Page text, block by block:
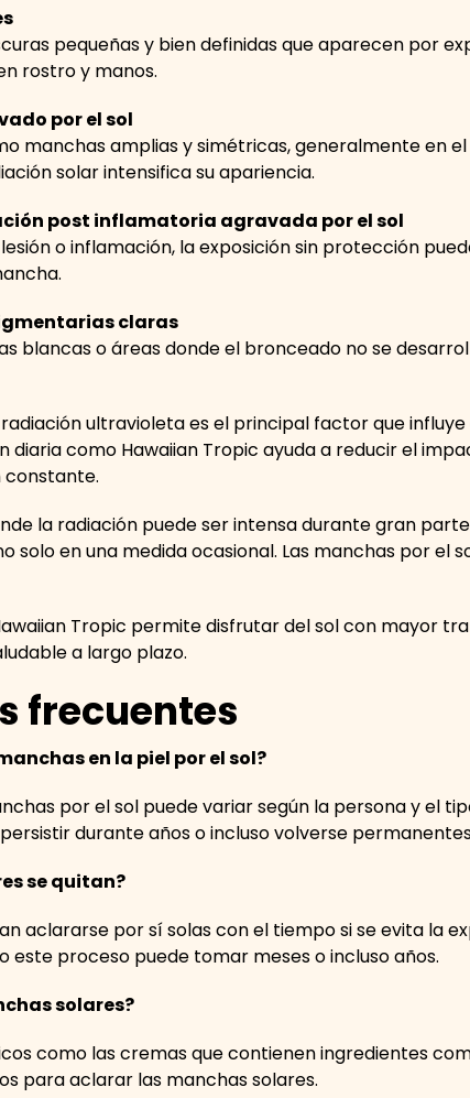
pequeñas y bien definidas que aparecen por
rostro y manos.
por el sol
manchas amplias y simétricas, generalmente en
solar intensifica su apariencia.
post inflamatoria agravada por el sol
o inflamación, la exposición sin protección
claras
blancas o áreas donde el bronceado no se
radiación ultravioleta es el principal factor que
como Hawaiian Tropic ayuda a reducir el
constante.
la radiación puede ser intensa durante gran
solo en una medida ocasional. Las manchas por el
Tropic permite disfrutar del sol con mayor
a largo plazo.
frecuentes
en la piel por el sol?
por el sol puede variar según la persona y el
durante años o incluso volverse
se quitan?
aclararse por sí solas con el tiempo si se evita la
este proceso puede tomar meses o incluso años.
solares?
como las cremas que contienen ingredientes
para aclarar las manchas solares.